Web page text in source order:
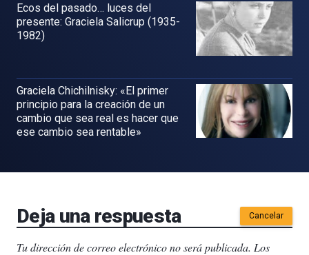
Ecos del pasado… luces del
presente: Graciela Salicrup (1935-
1982)
Graciela Chichilnisky: «El primer
principio para la creación de un
cambio que sea real es hacer que
ese cambio sea rentable»
Deja una respuesta Cancelar
Tu dirección de correo electrónico no será publicada. Los